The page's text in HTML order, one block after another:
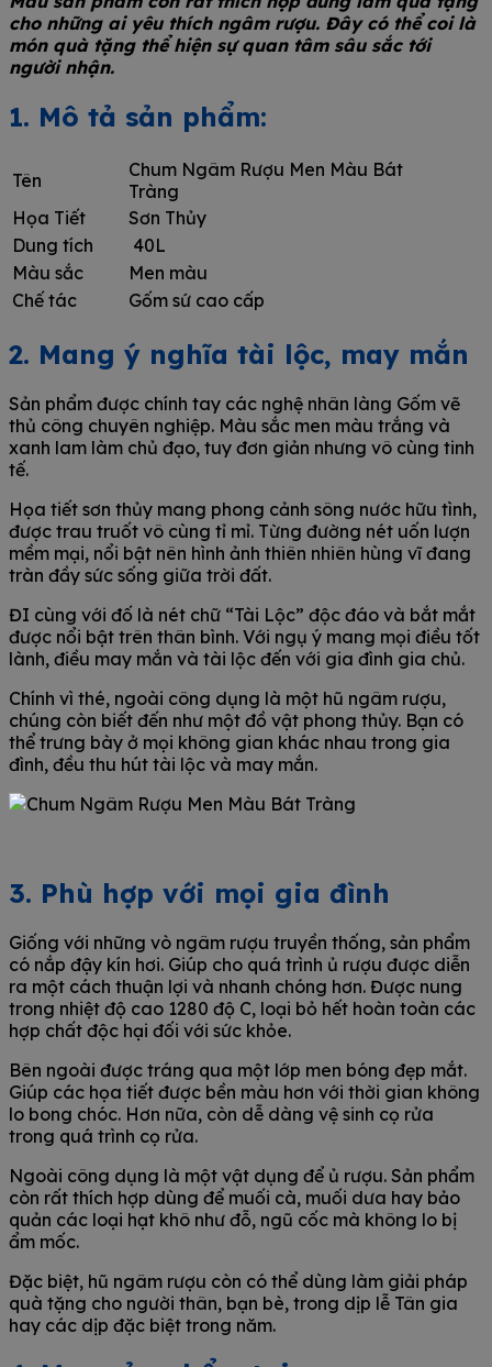
cho những ai yêu thích ngâm rượu. Đây có thể coi là
món quà tặng thể hiện sự quan tâm sâu sắc tới
người nhận.
1. Mô tả sản phẩm:
Tên
Chum Ngâm Rượu Men Màu Bát
Tràng
Họa Tiết
Sơn Thủy
Dung tích
40L
Màu sắc
Men màu
Chế tác
Gốm sứ cao cấp
2. Mang ý nghĩa tài lộc, may mắn
Sản phẩm được chính tay các nghệ nhân làng Gốm vẽ
thủ công chuyên nghiệp. Màu sắc men màu trắng và
xanh lam làm chủ đạo, tuy đơn giản nhưng vô cùng tinh
tế.
Họa tiết sơn thủy mang phong cảnh sông nước hữu tình,
được trau truốt vô cùng tỉ mỉ. Từng đường nét uốn lượn
mềm mại, nổi bật nên hình ảnh thiên nhiên hùng vĩ đang
tràn đầy sức sống giữa trời đất.
ĐI cùng với đố là nét chữ “Tài Lộc” độc đáo và bắt mắt
được nổi bật trên thân bình. Với ngụ ý mang mọi điều tốt
lành, điều may mắn và tài lộc đến với gia đình gia chủ.
Chính vì thé, ngoài công dụng là một hũ ngâm rượu,
chúng còn biết đến như một đồ vật phong thủy. Bạn có
thể trưng bày ở mọi không gian khác nhau trong gia
đình, đều thu hút tài lộc và may mắn.
3. Phù hợp với mọi gia đình
Giống với những vò ngâm rượu truyền thống, sản phẩm
có nắp đậy kín hơi. Giúp cho quá trình ủ rượu được diễn
ra một cách thuận lợi và nhanh chóng hơn. Được nung
trong nhiệt độ cao 1280 độ C, loại bỏ hết hoàn toàn các
hợp chất độc hại đối với sức khỏe.
Bên ngoài được tráng qua một lớp men bóng đẹp mắt.
Giúp các họa tiết được bền màu hơn với thời gian không
lo bong chóc. Hơn nữa, còn dễ dàng vệ sinh cọ rửa
trong quá trình cọ rửa.
Ngoài công dụng là một vật dụng để ủ rượu. Sản phẩm
còn rất thích hợp dùng để muối cà, muối dưa hay bảo
quản các loại hạt khô như đỗ, ngũ cốc mà không lo bị
ẩm mốc.
Đặc biệt, hũ ngâm rượu còn có thể dùng làm giải pháp
quà tặng cho người thân, bạn bè, trong dịp lễ Tân gia
hay các dịp đặc biệt trong năm.